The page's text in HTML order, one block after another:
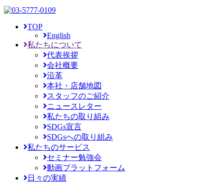
TOP
English
私たちについて
代表挨拶
会社概要
沿革
本社・店舗地図
スタッフのご紹介
ニュースレター
私たちの取り組み
SDGs宣言
SDGsへの取り組み
私たちのサービス
セミナー勉強会
動画プラットフォーム
日々の実績